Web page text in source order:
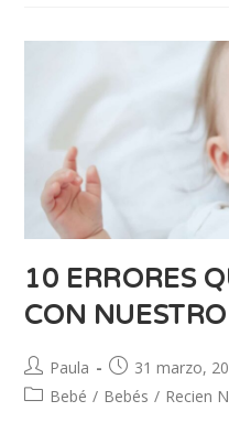
10 ERRORES
CON
Paula
31 marzo,
Bebé / Bebés / Recien